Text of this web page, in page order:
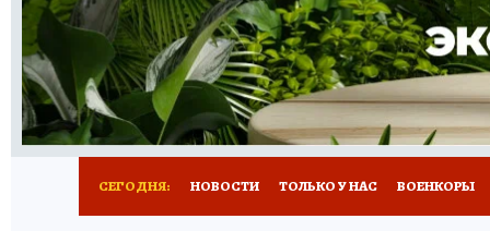
РАДИО КП РЕКЛАМА ТЕСТЫ НОВОЕ
СЕГОДНЯ: НОВОСТИ ТОЛЬКО У НАС ВОЕНКОРЫ